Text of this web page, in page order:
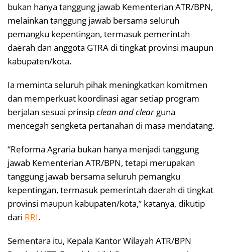
bukan hanya tanggung jawab Kementerian ATR/BPN,
melainkan tanggung jawab bersama seluruh
pemangku kepentingan, termasuk pemerintah
daerah dan anggota GTRA di tingkat provinsi maupun
kabupaten/kota.
Ia meminta seluruh pihak meningkatkan komitmen
dan memperkuat koordinasi agar setiap program
berjalan sesuai prinsipclean and clearguna
mencegah sengketa pertanahan di masa mendatang.
“Reforma Agraria bukan hanya menjadi tanggung
jawab Kementerian ATR/BPN, tetapi merupakan
tanggung jawab bersama seluruh pemangku
kepentingan, termasuk pemerintah daerah di tingkat
provinsi maupun kabupaten/kota,” katanya, dikutip
dari RRI.
Sementara itu, Kepala Kantor Wilayah ATR/BPN